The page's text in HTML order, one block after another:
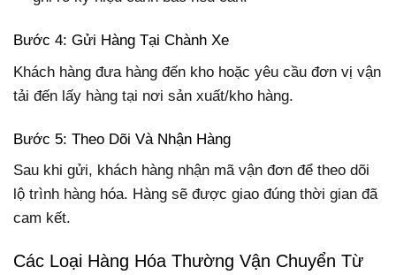
Bước 4: Gửi Hàng Tại Chành Xe
Khách hàng đưa hàng đến kho hoặc yêu cầu đơn vị vận
tải đến lấy hàng tại nơi sản xuất/kho hàng.
Bước 5: Theo Dõi Và Nhận Hàng
Sau khi gửi, khách hàng nhận mã vận đơn để theo dõi
lộ trình hàng hóa. Hàng sẽ được giao đúng thời gian đã
cam kết.
Các Loại Hàng Hóa Thường Vận Chuyển Từ